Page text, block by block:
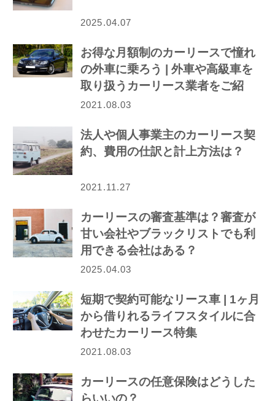
2025.04.07
お得な月額制のカーリースで憧れ
の外車に乗ろう | 外車や高級車を
取り扱うカーリース業者をご紹
介！
2021.08.03
法人や個人事業主のカーリース契
約、費用の仕訳と計上方法は？
2021.11.27
カーリースの審査基準は？審査が
甘い会社やブラックリストでも利
用できる会社はある？
2025.04.03
短期で契約可能なリース車 | 1ヶ月
から借りれるライフスタイルに合
わせたカーリース特集
2021.08.03
カーリースの任意保険はどうした
らいいの？